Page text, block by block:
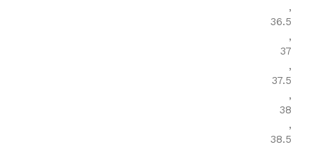
,
36.5
,
37
,
37.5
,
38
,
38.5